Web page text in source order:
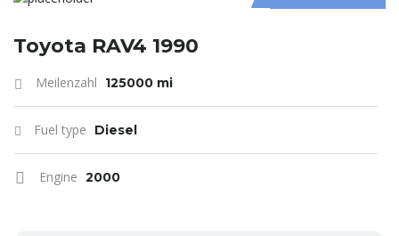
Toyota RAV4 1990
Meilenzahl 125000 mi
Fuel type Diesel
Engine 2000